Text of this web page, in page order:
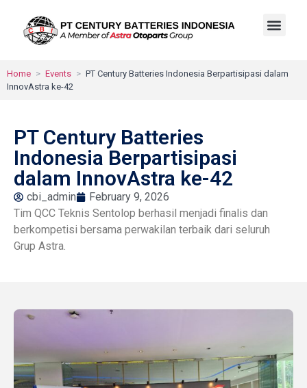
Home > Events > PT Century Batteries Indonesia Berpartisipasi dalam
InnovAstra ke-42
PT Century Batteries
Indonesia Berpartisipasi
dalam InnovAstra ke-42
cbi_admin
February 9, 2026
Tim QCC Teknis Sentolop berhasil menjadi finalis dan
berkompetisi bersama perwakilan terbaik dari seluruh
Grup Astra.